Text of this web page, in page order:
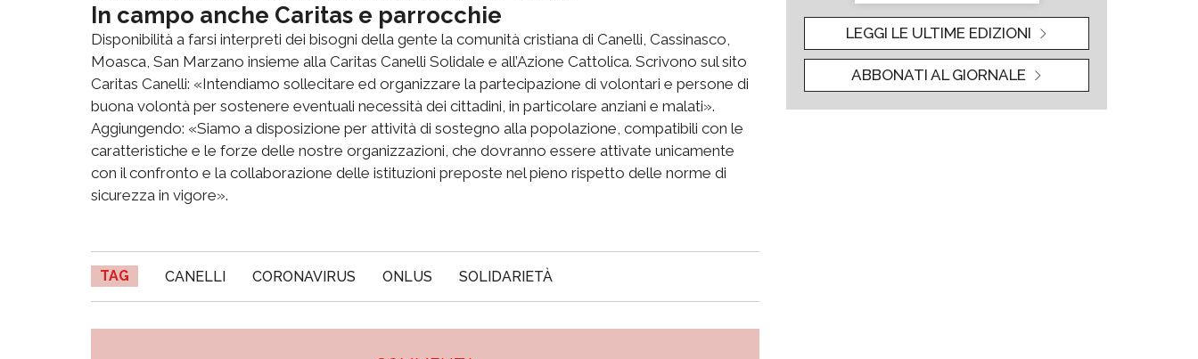
In campo anche Caritas e parrocchie
Disponibilità a farsi interpreti dei bisogni della gente la comunità cristiana di Canelli, Cassinasco,
Moasca, San Marzano insieme alla Caritas Canelli Solidale e all’Azione Cattolica. Scrivono sul sito
Caritas Canelli: «Intendiamo sollecitare ed organizzare la partecipazione di volontari e persone di
buona volontà per sostenere eventuali necessità dei cittadini, in particolare anziani e malati».
Aggiungendo: «Siamo a disposizione per attività di sostegno alla popolazione, compatibili con le
caratteristiche e le forze delle nostre organizzazioni, che dovranno essere attivate unicamente
con il confronto e la collaborazione delle istituzioni preposte nel pieno rispetto delle norme di
sicurezza in vigore».
TAG CANELLI CORONAVIRUS ONLUS SOLIDARIETÀ
LEGGI LE ULTIME EDIZIONI
ABBONATI AL GIORNALE